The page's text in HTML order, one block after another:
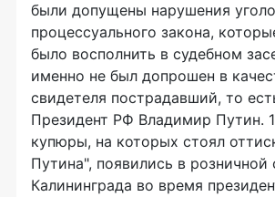
были допущены нарушения
процессуального закона,
было восполнить в судебном
именно не был допрошен в
свидетеля пострадавший, то
Президент РФ Владимир Путин.
купюры, на которых стоял
Путина", появились в розничной
Калининграда во время